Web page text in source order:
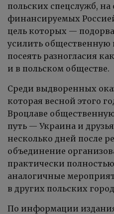
польских спецслужб,
финансируемых
цель которых —
усилить общественную
посеять разногласия
и в польском обществе.
Среди выдворенных
которая весной этого
Вроцлаве
путь — Украина и
несколько дней после
объединение
практически
аналогичные
в других польских
По информации издания